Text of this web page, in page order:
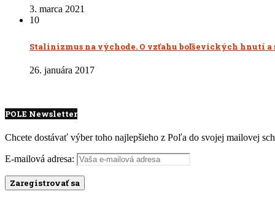
3. marca 2021
10
Stalinizmus na východe. O vzťahu boľševických hnutí
26. januára 2017
POLE Newsletter
Chcete dostávať výber toho najlepšieho z Poľa do svojej mailovej
E-mailová adresa: